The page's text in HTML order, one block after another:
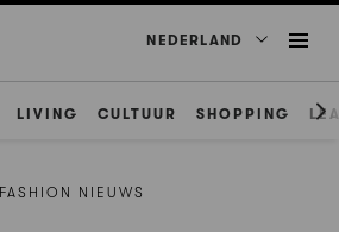
NEDERLAND
LIVING CULTUUR SHOPPING
FASHION NIEUWS